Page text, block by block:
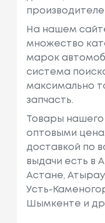
На нашем
множество
марок
система
максимально
запчасть.
Товары
оптовыми
доставкой по
выдачи есть в
Астане,
Усть-
Шымкенте и